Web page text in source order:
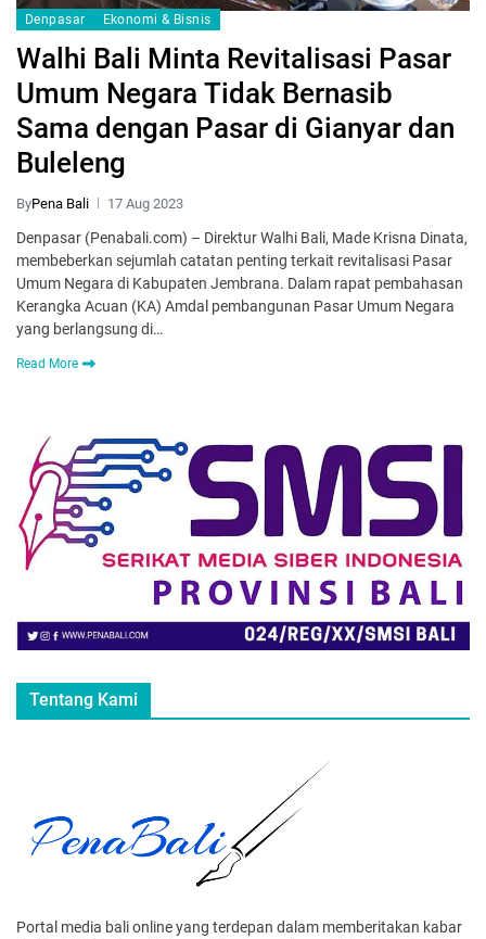
Denpasar Ekonomi & Bisnis
Walhi Bali Minta Revitalisasi Pasar
Umum Negara Tidak Bernasib
Sama dengan Pasar di Gianyar dan
Buleleng
ByPena Bali 17 Aug 2023
Denpasar (Penabali.com) – Direktur Walhi Bali, Made Krisna Dinata,
membeberkan sejumlah catatan penting terkait revitalisasi Pasar
Umum Negara di Kabupaten Jembrana. Dalam rapat pembahasan
Kerangka Acuan (KA) Amdal pembangunan Pasar Umum Negara
yang berlangsung di…
Read More
Tentang Kami
Portal media bali online yang terdepan dalam memberitakan kabar